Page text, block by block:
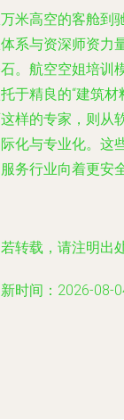
米高空的客舱到
系与资深师资力
。航空空姐培训
于精良的“建筑
样的专家，则从
化与专业化。这
务行业向着更安
转载，请注明出
时间：2026-08-